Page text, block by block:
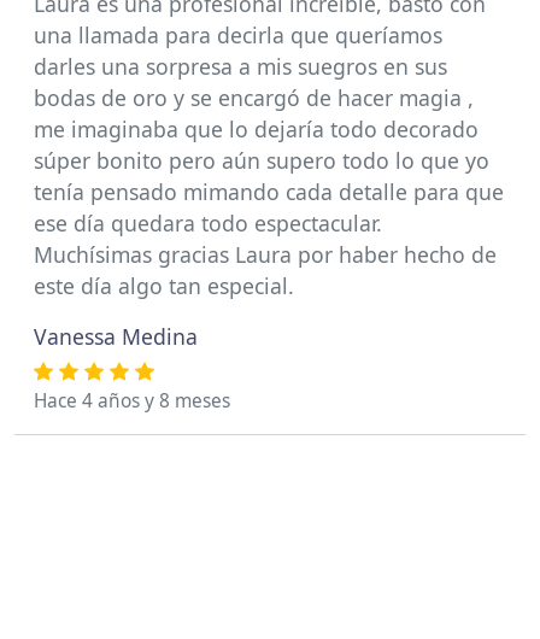
una llamada para decirla que queríamos
darles una sorpresa a mis suegros en sus
bodas de oro y se encargó de hacer magia ,
me imaginaba que lo dejaría todo decorado
súper bonito pero aún supero todo lo que yo
tenía pensado mimando cada detalle para que
ese día quedara todo espectacular.
Muchísimas gracias Laura por haber hecho de
este día algo tan especial.
Vanessa Medina
Hace 4 años y 8 meses